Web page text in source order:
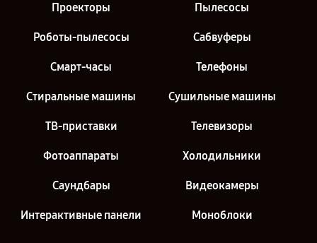
Проекторы Пылесосы
Роботы-пылесосы Сабвуферы
Смарт-часы Телефоны
Стиральные машины Сушильные машины
ТВ-приставки Телевизоры
Фотоаппараты Холодильники
Саундбары Видеокамеры
Интерактивные панели Моноблоки